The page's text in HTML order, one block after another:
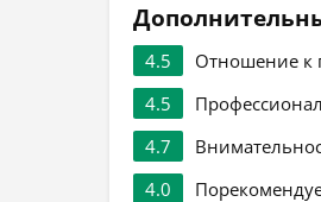
4.5
Отношение к
4.5
4.7
4.0